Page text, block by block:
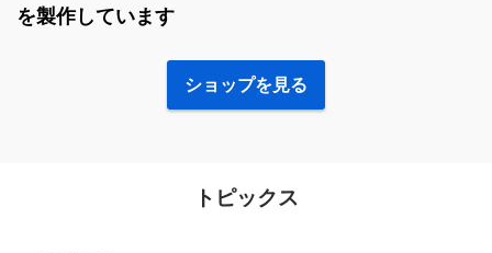
を製作しています
ショップを見る
トピックス